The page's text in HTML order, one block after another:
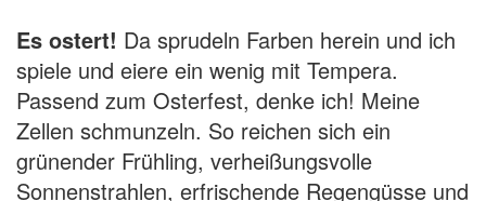
Es ostert! Da sprudeln Farben herein und ich
spiele und eiere ein wenig mit Tempera.
Passend zum Osterfest, denke ich! Meine
Zellen schmunzeln. So reichen sich ein
grünender Frühling, verheißungsvolle
Sonnenstrahlen, erfrischende Regengüsse und